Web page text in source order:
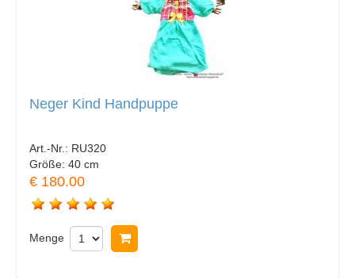
Neger Kind Handpuppe
Art.-Nr.: RU320
Größe: 40 cm
€ 180.00
Menge